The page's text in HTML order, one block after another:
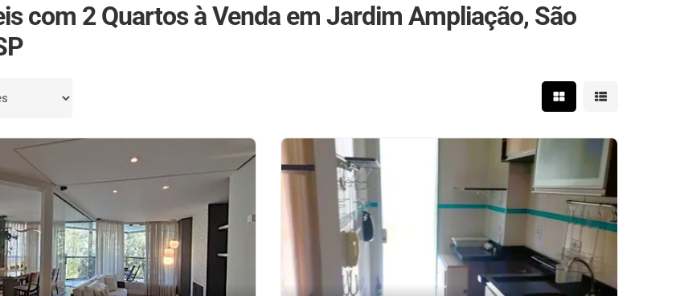
com 2 Quartos à Venda em Jardim Ampliação, São
Mostrar resultados em
Mostrar